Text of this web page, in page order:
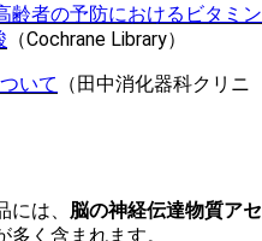
齢者の予防におけるビタミン
（Cochrane Library）
いて
（田中消化器科クリニ
は、 脳の神経伝達物質アセ
多く含まれます。